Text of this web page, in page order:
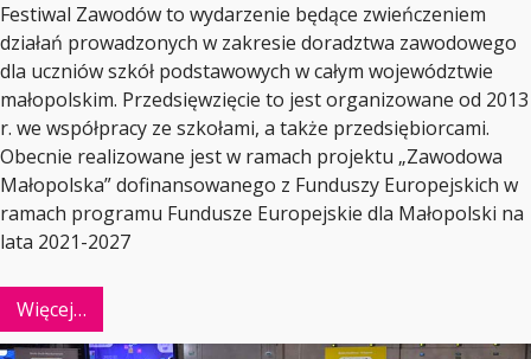
Festiwal Zawodów to wydarzenie będące zwieńczeniem
działań prowadzonych w zakresie doradztwa zawodowego
dla uczniów szkół podstawowych w całym województwie
małopolskim. Przedsięwzięcie to jest organizowane od 2013
r. we współpracy ze szkołami, a także przedsiębiorcami.
Obecnie realizowane jest w ramach projektu „Zawodowa
Małopolska” dofinansowanego z Funduszy Europejskich w
ramach programu Fundusze Europejskie dla Małopolski na
lata 2021-2027
Więcej…